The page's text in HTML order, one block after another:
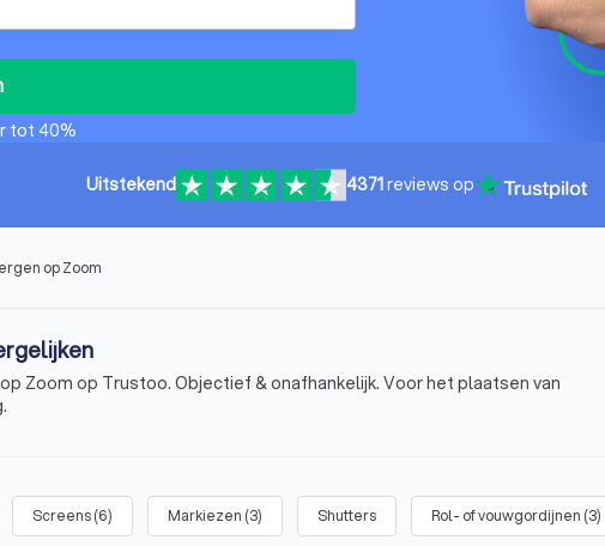
tot 40%
Uitstekend 4371reviews op
op Zoom
Zoom op Trustoo. Objectief & onafhankelijk. Voor het plaatsen van
Screens(6) Markiezen (3) Shutters Rol- of vouwgordijnen (3)